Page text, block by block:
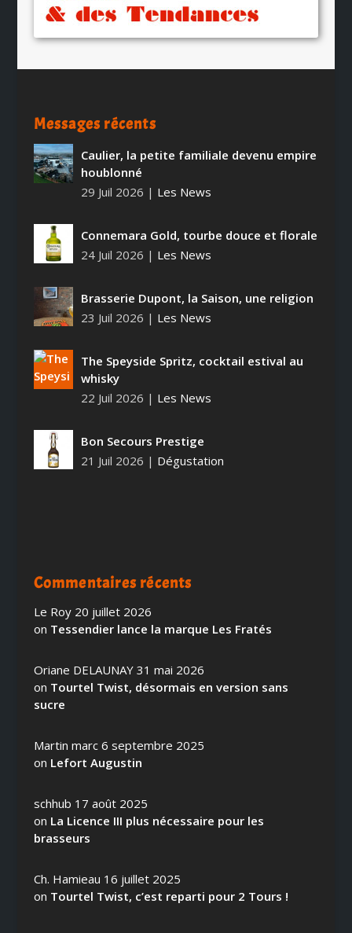
Messages récents
Caulier, la petite familiale devenu empire
houblonné
29 Juil 2026 | Les News
Connemara Gold, tourbe douce et florale
24 Juil 2026 | Les News
Brasserie Dupont, la Saison, une religion
23 Juil 2026 | Les News
The Speyside Spritz, cocktail estival au
whisky
22 Juil 2026 | Les News
Bon Secours Prestige
21 Juil 2026 | Dégustation
Commentaires récents
Le Roy 20 juillet 2026
on Tessendier lance la marque Les Fratés
Oriane DELAUNAY 31 mai 2026
on Tourtel Twist, désormais en version sans
sucre
Martin marc 6 septembre 2025
on Lefort Augustin
schhub 17 août 2025
on La Licence III plus nécessaire pour les
brasseurs
Ch. Hamieau 16 juillet 2025
on Tourtel Twist, c’est reparti pour 2 Tours !